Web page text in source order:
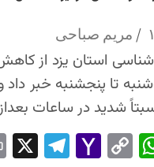
مریم صباحی
استان یزد از
تا پنجشنبه خبر
شدید در ساعات
Wh
Co
Yah
Tel